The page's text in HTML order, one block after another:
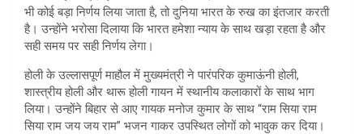
भी कोई बड़ा निर्णय लिया जाता है, तो दुनिया भारत के रुख का इंतजार करती
है। उन्होंने भरोसा दिलाया कि भारत हमेशा न्याय के साथ खड़ा रहता है और
सही समय पर सही निर्णय लेगा।
होली के उल्लासपूर्ण माहौल में मुख्यमंत्री ने पारंपरिक कुमाऊंनी होली,
शास्त्रीय होली और थारू होली गायन में स्थानीय कलाकारों के साथ भाग
लिया। उन्होंने बिहार से आए गायक मनोज कुमार के साथ “राम सिया राम
सिया राम जय जय राम” भजन गाकर उपस्थित लोगों को भावुक कर दिया।